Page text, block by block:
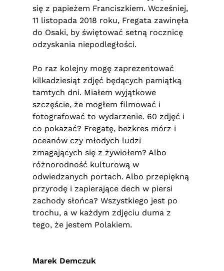
się z papieżem Franciszkiem. Wcześniej,
11 listopada 2018 roku, Fregata zawinęła
do Osaki, by świętować setną rocznicę
odzyskania niepodległości.
Po raz kolejny mogę zaprezentować
kilkadziesiąt zdjęć będących pamiątką
tamtych dni. Miałem wyjątkowe
szczęście, że mogłem filmować i
fotografować to wydarzenie. 60 zdjęć i
co pokazać? Fregatę, bezkres mórz i
oceanów czy młodych ludzi
zmagających się z żywiołem? Albo
różnorodność kulturową w
odwiedzanych portach. Albo przepiękną
przyrodę i zapierające dech w piersi
zachody słońca? Wszystkiego jest po
trochu, a w każdym zdjęciu duma z
tego, że jestem Polakiem.
Marek Demczuk